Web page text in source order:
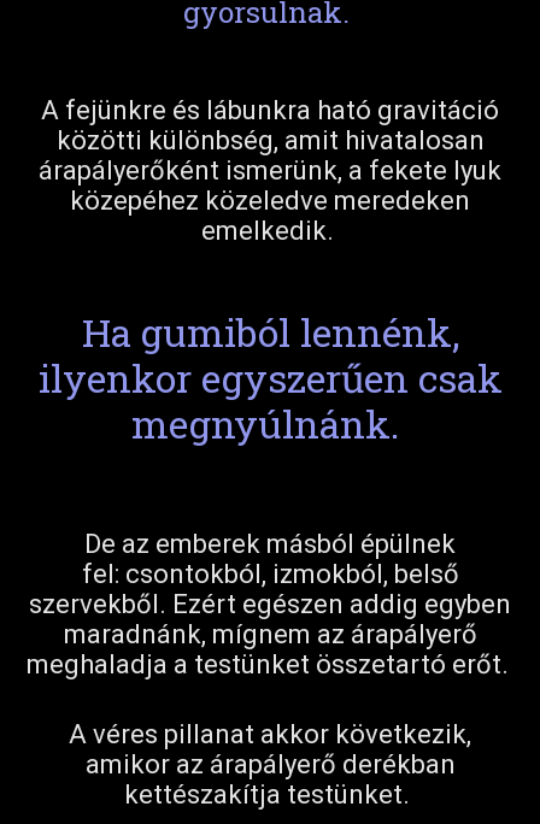
gyorsulnak.
A fejünkre és lábunkra ható gravitáció
közötti különbség, amit hivatalosan
árapályerőként ismerünk, a fekete lyuk
közepéhez közeledve meredeken
emelkedik.
Ha gumiból lennénk,
ilyenkor egyszerűen csak
megnyúlnánk.
De az emberek másból épülnek
fel: csontokból, izmokból, belső
szervekből. Ezért egészen addig egyben
maradnánk, mígnem az árapályerő
meghaladja a testünket összetartó erőt.
A véres pillanat akkor következik,
amikor az árapályerő derékban
kettészakítja testünket.